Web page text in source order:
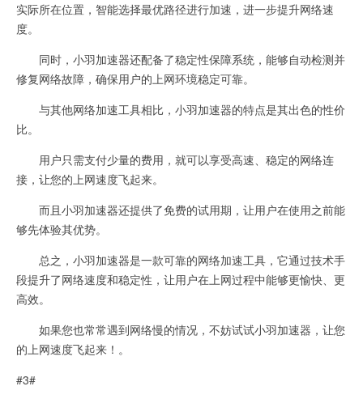
实际所在位置，智能选择最优路径进行加速，进一步提升网络速
度。
同时，小羽加速器还配备了稳定性保障系统，能够自动检测并
修复网络故障，确保用户的上网环境稳定可靠。
与其他网络加速工具相比，小羽加速器的特点是其出色的性价
比。
用户只需支付少量的费用，就可以享受高速、稳定的网络连
接，让您的上网速度飞起来。
而且小羽加速器还提供了免费的试用期，让用户在使用之前能
够先体验其优势。
总之，小羽加速器是一款可靠的网络加速工具，它通过技术手
段提升了网络速度和稳定性，让用户在上网过程中能够更愉快、更
高效。
如果您也常常遇到网络慢的情况，不妨试试小羽加速器，让您
的上网速度飞起来！。
#3#